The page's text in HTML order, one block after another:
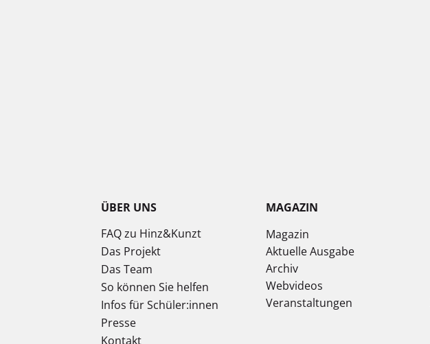
ÜBER UNS
FAQ zu Hinz&Kunzt
Das Projekt
Das Team
So können Sie helfen
Infos für Schüler:innen
Presse
Kontakt
MAGAZIN
Magazin
Aktuelle Ausgabe
Archiv
Webvideos
Veranstaltungen